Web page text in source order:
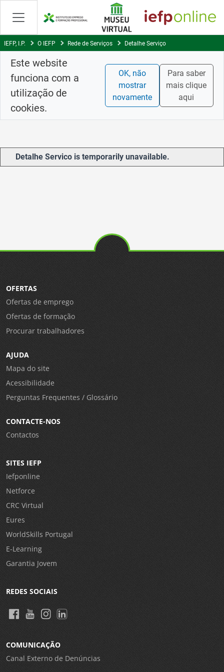
Skip
Content
IEFP, I.P. O IEFP Rede de Serviços Detalhe Serviço
Este website
funciona com a
utilização de
cookies.
OK, não
mostrar
novamente
Para saber
mais clique
aqui
Detalhe Servico is temporarily unavailable.
OFERTAS
Ofertas de emprego
Ofertas de formação
Procurar trabalhadores
AJUDA
Mapa do site
Acessibilidade
Perguntas Frequentes / Glossário
CONTACTE-NOS
Contactos
SITES IEFP
Iefponline
Netforce
CRC Virtual
Eures
WorldSkills Portugal
E-Learning
Garantia Jovem
REDES SOCIAIS
COMUNICAÇÃO
Canal Externo de Denúncias